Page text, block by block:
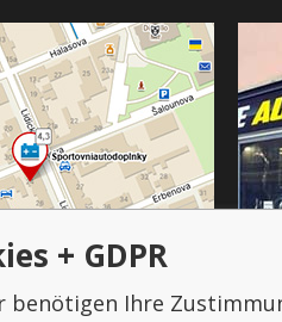
+ GDPR
benötigen Ihre